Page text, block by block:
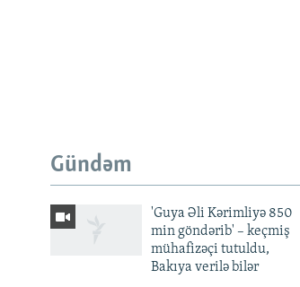
Gündəm
'Guya Əli Kərimliyə 850
min göndərib' – keçmiş
mühafizəçi tutuldu,
Bakıya verilə bilər